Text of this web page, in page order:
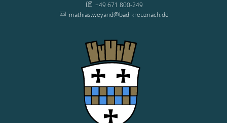
+49 671 800-249
mathias.weyand@bad-kreuznach.de